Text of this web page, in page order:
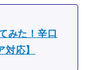
みた！辛口
応】